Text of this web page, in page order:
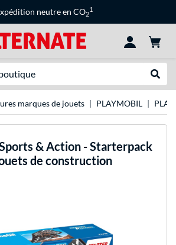
neutre en CO2
1
marques de jouets PLAYMOBIL
& Action - Starterpack
de construction